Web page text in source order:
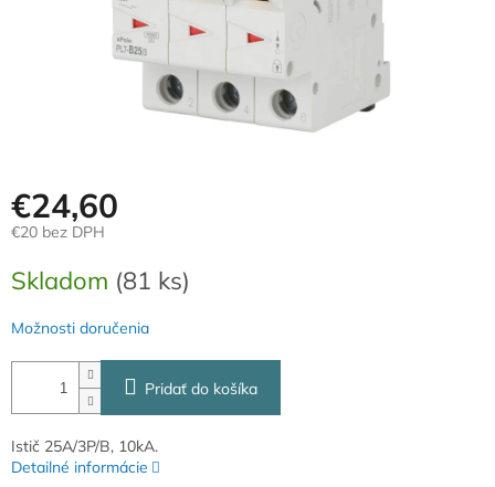
€24,60
€20 bez DPH
cena:
Skladom (81 ks)
Možnosti doručenia
Pridať do košíka
Istič 25A/3P/B, 10kA.
Detailné informácie